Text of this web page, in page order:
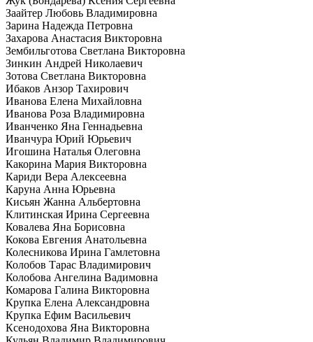
Заайтер Любовь Владимировна
Зарина Надежда Петровна
Захарова Анастасия Викторовна
Зембильготова Светлана Викторовна
Зинкин Андрей Николаевич
Зотова Светлана Викторовна
Ибаков Анзор Тахирович
Иванова Елена Михайловна
Иванова Роза Владимировна
Иванченко Яна Геннадьевна
Иванчура Юрий Юрьевич
Игошина Наталья Олеговна
Какорина Мария Викторовна
Кариди Вера Алексеевна
Каруна Анна Юрьевна
Кисьян Жанна Альбертовна
Клитинская Ирина Сергеевна
Ковалева Яна Борисовна
Кокова Евгения Анатольевна
Колесникова Ирина Гамлетовна
Колобов Тарас Владимирович
Колобова Ангелина Вадимовна
Комарова Галина Викторовна
Крупка Елена Александровна
Крупка Ефим Васильевич
Ксенодохова Яна Викторовна